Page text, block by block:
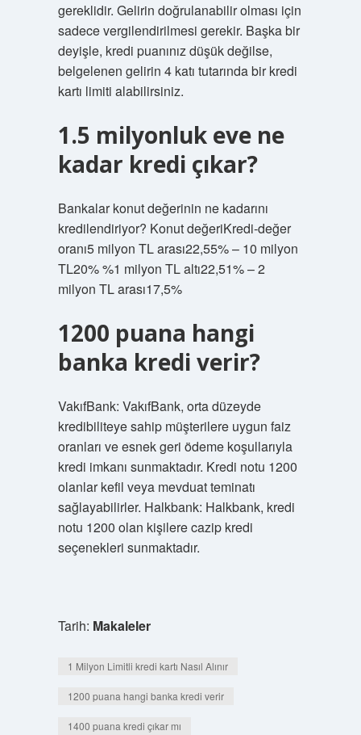
gereklidir. Gelirin doğrulanabilir olması için
sadece vergilendirilmesi gerekir. Başka bir
deyişle, kredi puanınız düşük değilse,
belgelenen gelirin 4 katı tutarında bir kredi
kartı limiti alabilirsiniz.
1.5 milyonluk eve ne
kadar kredi çıkar?
Bankalar konut değerinin ne kadarını
kredilendiriyor? Konut değeriKredi-değer
oranı5 milyon TL arası22,55% – 10 milyon
TL20% %1 milyon TL altı22,51% – 2
milyon TL arası17,5%
1200 puana hangi
banka kredi verir?
VakıfBank: VakıfBank, orta düzeyde
kredibiliteye sahip müşterilere uygun faiz
oranları ve esnek geri ödeme koşullarıyla
kredi imkanı sunmaktadır. Kredi notu 1200
olanlar kefil veya mevduat teminatı
sağlayabilirler. Halkbank: Halkbank, kredi
notu 1200 olan kişilere cazip kredi
seçenekleri sunmaktadır.
Tarih: Makaleler
1 Milyon Limitli kredi kartı Nasıl Alınır
1200 puana hangi banka kredi verir
1400 puana kredi çıkar mı